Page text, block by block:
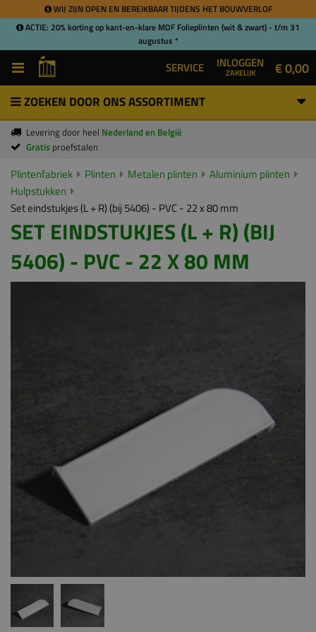
WIJ ZIJN OPEN EN BEREIKBAAR TIJDENS HET BOUWVERLOF
ACTIE: 20% korting op kant-en-klare MDF Folieplinten (wit & zwart) - t/m 31
augustus *
SERVICE INLOGGEN
ZAKELIJK € 0,00
ZOEKEN DOOR ONS ASSORTIMENT
Levering door heel Nederland en België
Gratis proefstalen
Plintenfabriek Plinten Metalen plinten
Aluminium plinten
Hulpstukken
Set eindstukjes (L + R) (bij 5406) - PVC - 22 x 80 mm
SET EINDSTUKJES (L + R) (BIJ
5406) - PVC - 22 X 80 MM